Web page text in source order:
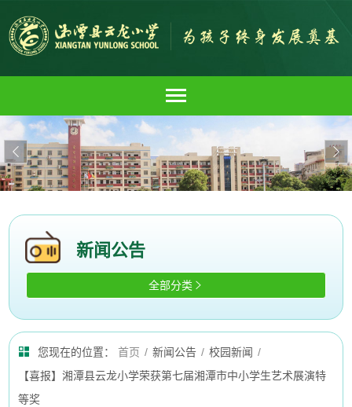
 
新闻公告
全部分类 
您现在的位置： 首页 / 新闻公告 / 校园新闻 /
【喜报】湘潭县云龙小学荣获第七届湘潭市中小学生艺术展演特
等奖